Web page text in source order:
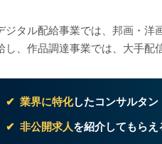
ジタル配給事業では、邦画・洋
し、作品調達事業では、大手配
業界に特化したコンサルタン
非公開求人を紹介してもらえ